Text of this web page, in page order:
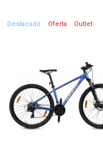
Destacado Oferta Outlet